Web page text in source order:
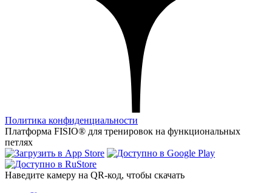
Политика конфиденциальности
Платформа FISIO® для тренировок на функциональных
петлях
Наведите камеру на QR‑код, чтобы скачать